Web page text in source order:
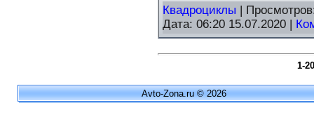
Квадроциклы |
Дата: 06:20 15.07.2020 |
1-20
Avto-Zona.ru © 2026